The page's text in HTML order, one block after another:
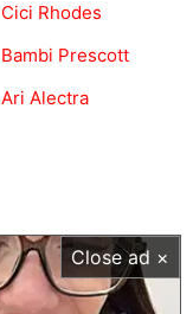
Close ad ×
Cici Rhodes
Bambi Prescott
Ari Alectra